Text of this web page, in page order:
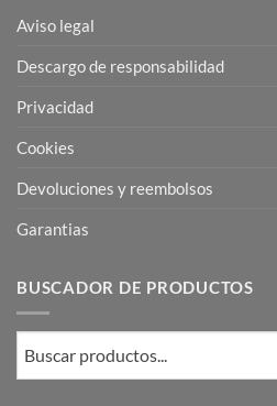
Aviso legal
Descargo de responsabilidad
Privacidad
Cookies
Devoluciones y reembolsos
Garantias
BUSCADOR DE PRODUCTOS